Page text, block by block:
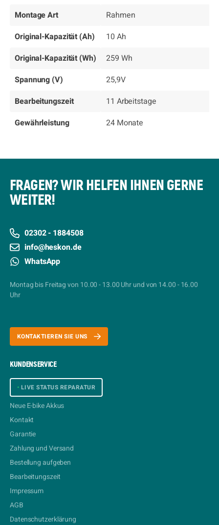
Montage Art
Rahmen
Original-Kapazität (Ah)
10 Ah
Original-Kapazität (Wh)
259 Wh
Spannung (V)
25,9V
Bearbeitungszeit
11 Arbeitstage
Gewährleistung
24 Monate
FRAGEN? WIR HELFEN IHNEN GERNE
WEITER!
02302 - 1884508
info@heskon.de
WhatsApp
Montag bis Freitag von 10.00 - 13.00 Uhr und von 14.00 - 16.00
Uhr
KONTAKTIEREN SIE UNS
KUNDENSERVICE
• LIVE STATUS REPARATUR
Neue E-bike Akkus
Kontakt
Garantie
Zahlung und Versand
Bestellung aufgeben
Bearbeitungszeit
Impressum
AGB
Datenschutzerklärung